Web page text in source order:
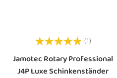
(1)
Jamotec Rotary Professional
J4P Luxe Schinkenständer